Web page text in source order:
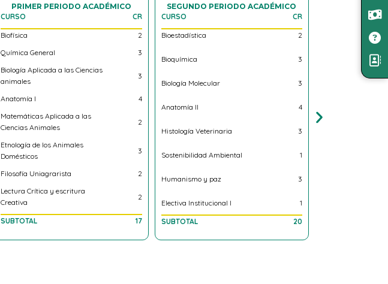
PRIMER PERIODO ACADÉMICO
CURSO
CR
Biofísica
2
Química General
3
Biología Aplicada a las Ciencias
animales
3
Anatomía l
4
Matemáticas Aplicada a las
Ciencias Animales
2
Etnología de los Animales
Domésticos
3
Filosofía Uniagrarista
2
Lectura Crítica y escritura
Creativa
2
SUBTOTAL 17
SEGUNDO PERIODO ACADÉMICO
CURSO
CR
Bioestadística 2
Bioquímica 3
Biología Molecular 3
Anatomía ll 4
Histología Veterinaria 3
Sostenibilidad Ambiental 1
Humanismo y paz 3
Electiva Institucional l 1
SUBTOTAL 20
Fisiología
Bacteriología y